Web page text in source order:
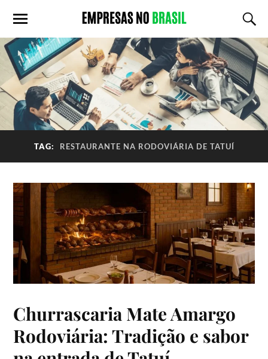
TAG: RESTAURANTE NA RODOVIÁRIA DE TATUÍ
Churrascaria Mate Amargo
Rodoviária: Tradição e sabor